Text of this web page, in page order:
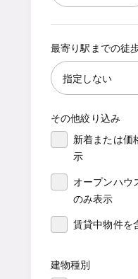
最寄り駅までの徒
その他絞り込み
新着または価
示
オープンハウ
のみ表示
賃貸中物件を
建物種別